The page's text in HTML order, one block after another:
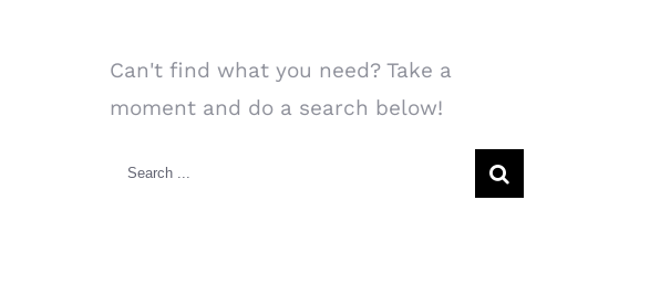
Can't find what you need? Take a
moment and do a search below!
Search